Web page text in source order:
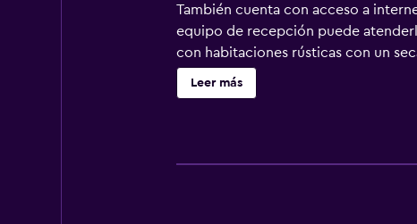
También cuenta con acceso a
equipo de recepción puede
con habitaciones rústicas con un
Todos los días se sirve un desayuno
restaurantes. Los lugares de interés
Leer más